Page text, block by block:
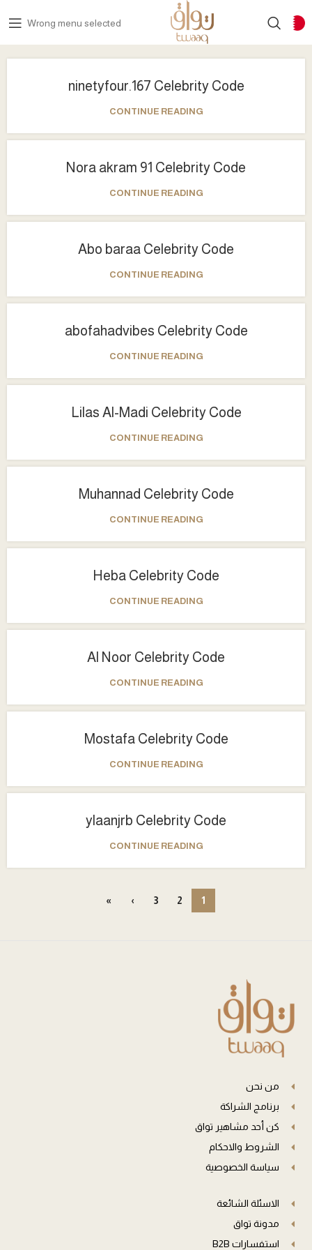
Wrong menu selected
ninetyfour.167 Celebrity Code
CONTINUE READING
Nora akram 91 Celebrity Code
CONTINUE READING
Abo baraa Celebrity Code
CONTINUE READING
abofahadvibes Celebrity Code
CONTINUE READING
Lilas Al-Madi Celebrity Code
CONTINUE READING
Muhannad Celebrity Code
CONTINUE READING
Heba Celebrity Code
CONTINUE READING
Al Noor Celebrity Code
CONTINUE READING
Mostafa Celebrity Code
CONTINUE READING
ylaanjrb Celebrity Code
CONTINUE READING
1
2
3
›
»
من نحن
برنامج الشراكة
كن أحد مشاهير تواق
الشروط والاحكام
سياسة الخصوصية
الاسئلة الشائعة
مدونة تواق
استفسارات B2B